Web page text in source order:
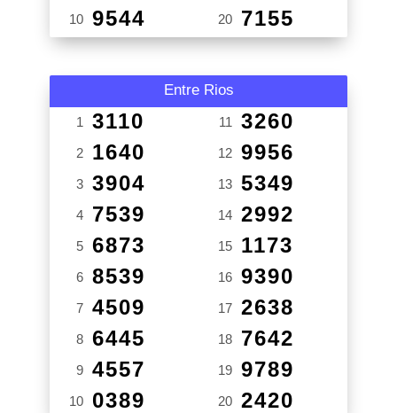
10 9544 20 7155
Entre Rios
1 3110
2 1640
3 3904
4 7539
5 6873
6 8539
7 4509
8 6445
9 4557
10 0389
11 3260
12 9956
13 5349
14 2992
15 1173
16 9390
17 2638
18 7642
19 9789
20 2420